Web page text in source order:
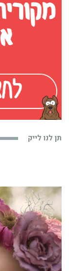
תן לנו לייק